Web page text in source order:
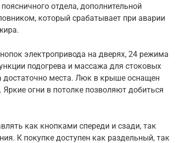
отдела, дополнительной
который срабатывает при аварии
электропривода на дверях, 24 режима
подогрева и массажа для стоковых
достаточно места. Люк в крыше оснащен
огни в потолке позволяют добиться
как кнопками спереди и сзади, так
К покупке доступен как раздельный, так